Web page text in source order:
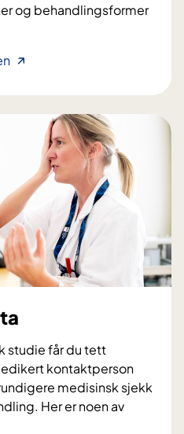
og behandlingsformer
H
o
d
e
l
t
a
studie får du tett
kontaktperson
medisinsk sjekk
Her er noen av